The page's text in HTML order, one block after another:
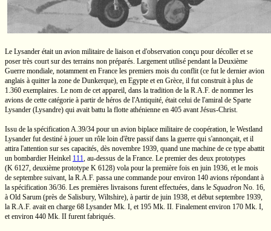
Le Lysander était un avion militaire de liaison et d'observation conçu pour décoller et se
poser très court sur des terrains non préparés. Largement utilisé pendant la Deuxième
Guerre mondiale, notamment en France les premiers mois du conflit (ce fut le dernier avion
anglais à quitter la zone de Dunkerque), en Egypte et en Grèce, il fut construit à plus de
1.360 exemplaires. Le nom de cet appareil, dans la tradition de la R.A.F. de nommer les
avions de cette catégorie à partir de héros de l'Antiquité, était celui de l'amiral de Sparte
Lysander (Lysandre) qui avait battu la flotte athénienne en 405 avantJésus-Christ.
Issu de la spécificationA.39/34 pour un avion biplace militaire de coopération, le Westland
Lysander fut destiné à jouer un rôle loin d'être passif dans la guerre qui s'annonçait, et il
attira l'attention sur ses capacités, dès novembre 1939, quand une machine de ce type abattit
un bombardier Heinkel 111, au-dessus de la France. Le premier des deux prototypes
(K 6127, deuxième prototype K 6128) vola pour la première fois en juin 1936, et le mois
de septembre suivant, la R.A.F. passa une commande pour environ 140 avions répondant à
la spécification 36/36. Les premières livraisons furent effectuées, dans le Squadron No. 16,
à Old Sarum (près de Salisbury, Wiltshire), à partir de juin 1938, et début septembre 1939,
la R.A.F. avait en charge 68 Lysander Mk. I, et 195 Mk. II. Finalement environ 170 Mk. I,
et environ 440 Mk. II furent fabriqués.